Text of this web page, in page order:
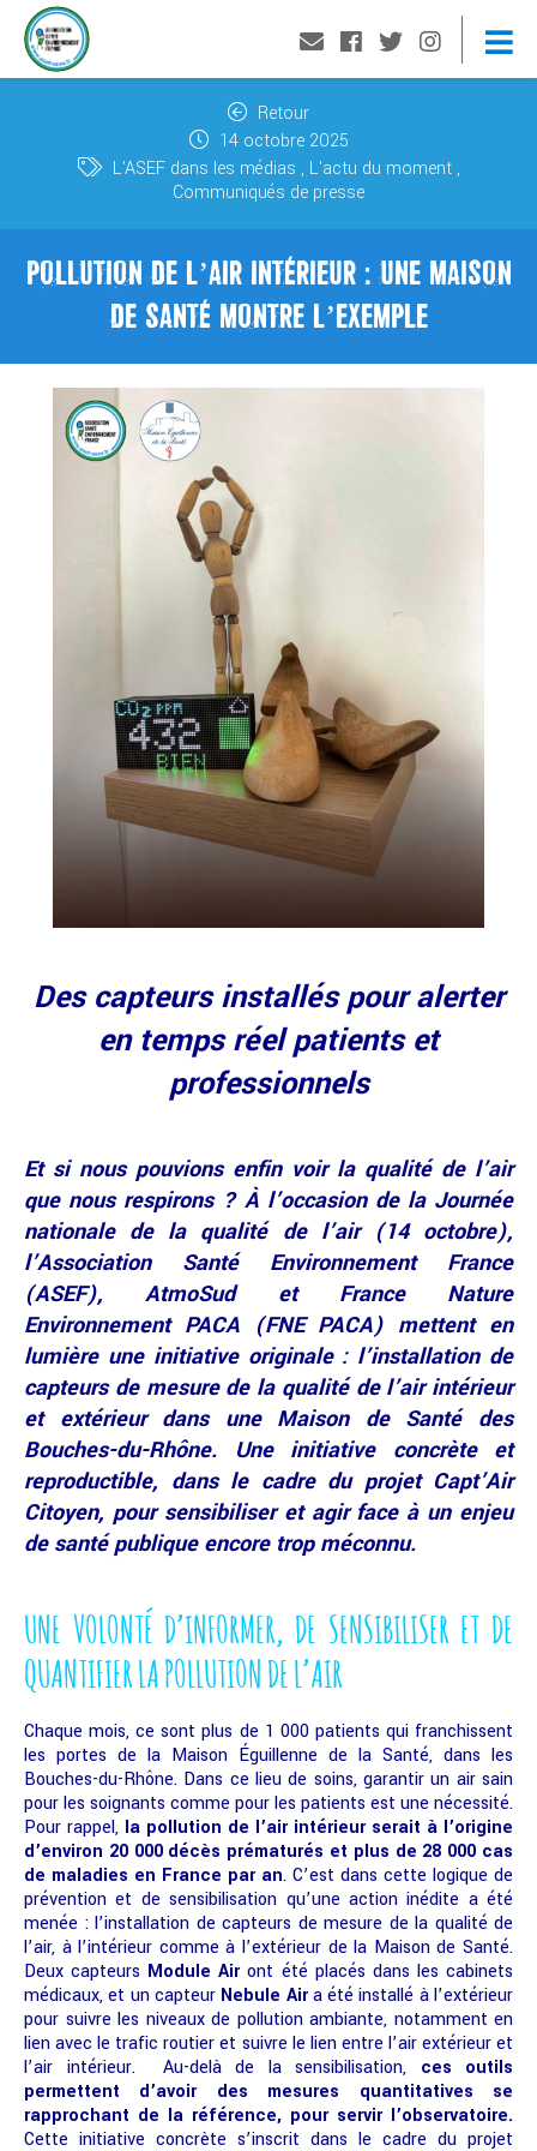
Retour
14 octobre 2025
L'ASEF dans les médias
L'actu du moment
Communiqués de presse
POLLUTION DE L’AIR INTÉRIEUR : UNE MAISON
DE SANTÉ MONTRE L’EXEMPLE
Des capteurs installés pour alerter
en temps réel patients et
professionnels
Et si nous pouvions enfin voir la qualité de l’air
que nous respirons ? À l’occasion de la Journée
nationale de la qualité de l’air (14 octobre),
l’Association Santé Environnement France
(ASEF), AtmoSud et France Nature
Environnement PACA (FNE PACA) mettent en
lumière une initiative originale : l’installation de
capteurs de mesure de la qualité de l’air intérieur
et extérieur dans une Maison de Santé des
Bouches-du-Rhône. Une initiative concrète et
reproductible, dans le cadre du projet Capt’Air
Citoyen, pour sensibiliser et agir face à un enjeu
de santé publique encore trop méconnu.
UNE VOLONTÉ D’INFORMER, DE SENSIBILISER ET DE
QUANTIFIER LA POLLUTION DE L’AIR
Chaque mois, ce sont plus de 1 000 patients qui franchissent
les portes de la Maison Éguillenne de la Santé, dans les
Bouches-du-Rhône. Dans ce lieu de soins, garantir un air sain
pour les soignants comme pour les patients est une nécessité.
Pour rappel, la pollution de l’air intérieur serait à l’origine
d’environ 20 000 décès prématurés et plus de 28 000 cas
de maladies en France par an. C’est dans cette logique de
prévention et de sensibilisation qu’une action inédite a été
menée : l’installation de capteurs de mesure de la qualité de
l’air, à l’intérieur comme à l’extérieur de la Maison de Santé.
Deux capteurs Module Airont été placés dans les cabinets
médicaux, et un capteur Nebule Aira été installé à l’extérieur
pour suivre les niveaux de pollution ambiante, notamment en
lien avec le trafic routier et suivre le lien entre l’air extérieur et
l’air intérieur. Au-delà de la sensibilisation, ces outils
permettent d’avoir des mesures quantitatives se
rapprochant de la référence, pour servir l’observatoire.
Cette initiative concrète s’inscrit dans le cadre du projet